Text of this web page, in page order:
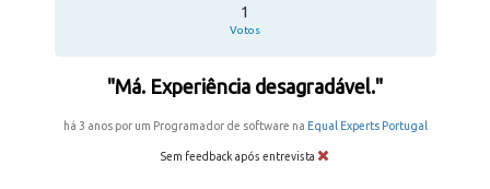
1
Votos
"Má. Experiência desagradável."
há 3 anos por um Programador de software na Equal Experts Portugal
Sem feedback após entrevista